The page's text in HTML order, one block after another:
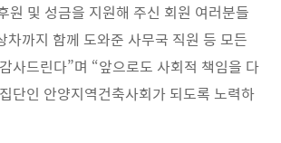
원 및 성금을 지원해 주신 회원 여러분들
차까지 함께 도와준 사무국 직원 등 모든
사드린다”며 “앞으로도 사회적 책임을 다
단인 안양지역건축사회가 되도록 노력하